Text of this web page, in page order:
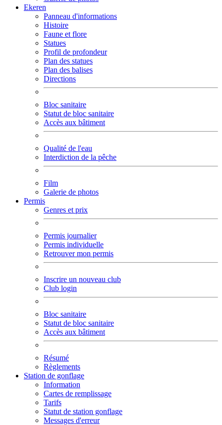
Ekeren
Panneau d'informations
Histoire
Faune et flore
Statues
Profil de profondeur
Plan des statues
Plan des balises
Directions
Bloc sanitaire
Statut de bloc sanitaire
Accès aux bâtiment
Qualité de l'eau
Interdiction de la pêche
Film
Galerie de photos
Permis
Genres et prix
Permis journalier
Permis individuelle
Retrouver mon permis
Inscrire un nouveau club
Club login
Bloc sanitaire
Statut de bloc sanitaire
Accès aux bâtiment
Résumé
Règlements
Station de gonflage
Information
Cartes de remplissage
Tarifs
Statut de station gonflage
Messages d'erreur